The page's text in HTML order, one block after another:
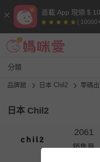
首載 App 現領 $
(
分類
品牌館 日本 Chil2 零碼
日本 Chil2
2061
銷售量